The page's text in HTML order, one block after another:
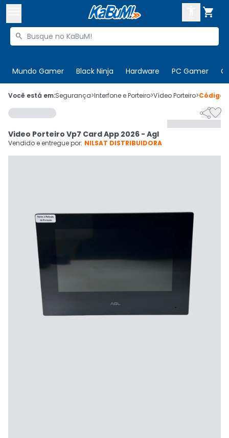

Buscar produtos

Mundo Gamer Black Ninja Hardware PC Gamer
 Olá. Acesse sua conta
 Departamentos
Cupons
CADASTRE-SE
Você está em:Segurança>Interfone e Porteiro>Vídeo Porteiro>Código

Video Porteiro Vp7 Card App 2026 - Agl
Vendido e entregue por: NILSAT DISTRIBUIDORA